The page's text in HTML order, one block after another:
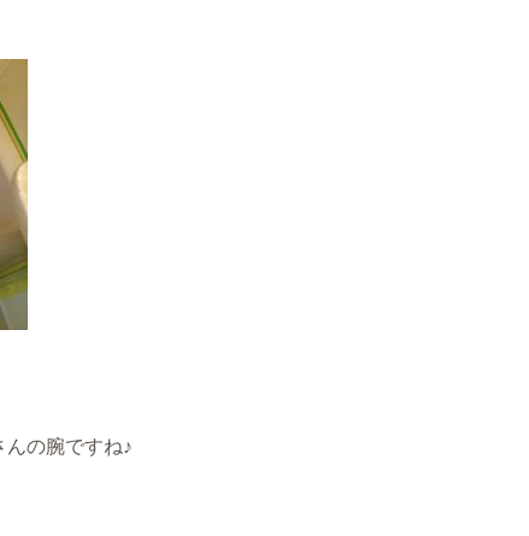
んの腕ですね♪